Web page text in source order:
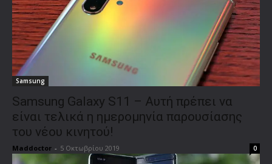
Samsung
Samsung Galaxy S11 – Αυτή πρέπει να
είναι τελικά η ημερομηνία παρουσίασης
του νέου κινητού!
Maddoctor - 5 Οκτωβρίου 2019 0